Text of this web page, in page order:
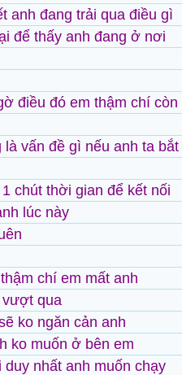
anh đang trải qua điều gì
để thấy anh đang ở nơi
điều đó em thậm chí còn
vấn đề gì nếu anh ta bắt
chút thời gian để kết nối
lúc này
chí em mất anh
vượt qua
ko ngăn cản anh
ko muốn ở bên em
nhất anh muốn chạy